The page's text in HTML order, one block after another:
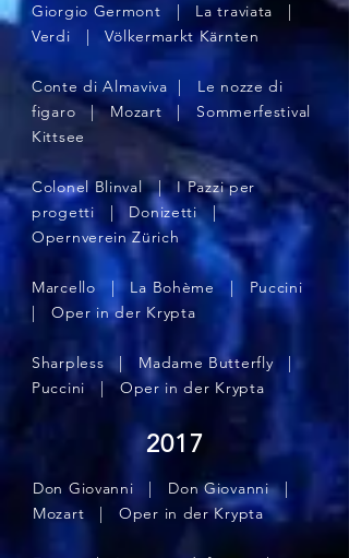
Giorgio Germont | La traviata |
Verdi | Völkermarkt Kärnten
Conte di Almaviva | Le nozze di
figaro | Mozart | Sommerfestival
Kittsee
Colonel Blinval | I Pazzi per
progetti | Donizetti |
Opernverein Zürich
Marcello | La Bohème | Puccini
| Oper in der Krypta
Sharpless | Madame Butterfly |
Puccini | Oper in der Krypta
Don Giovanni | Don Giovanni |
Mozart | Oper in der Krypta
2017